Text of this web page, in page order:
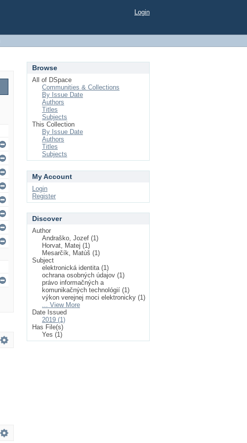
Login
Browse
All of DSpace
Communities & Collections
By Issue Date
Authors
Titles
Subjects
This Collection
By Issue Date
Authors
Titles
Subjects
My Account
Login
Register
Discover
Author
Andraško, Jozef (1)
Horvat, Matej (1)
Mesarčík, Matúš (1)
Subject
elektronická identita (1)
ochrana osobných údajov (1)
právo informačných a
komunikačných technológií (1)
výkon verejnej moci elektronicky (1)
... View More
Date Issued
2019 (1)
Has File(s)
Yes (1)